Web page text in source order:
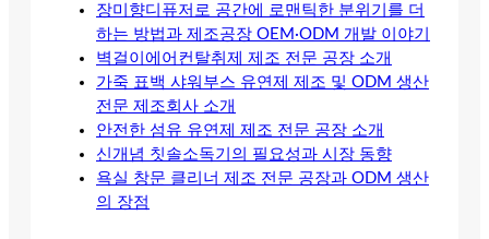
장미향디퓨저로 공간에 로맨틱한 분위기를 더
하는 방법과 제조공장 OEM·ODM 개발 이야기
벽걸이에어컨탈취제 제조 전문 공장 소개
가죽 표백 샤워부스 유연제 제조 및 ODM 생산
전문 제조회사 소개
안전한 섬유 유연제 제조 전문 공장 소개
신개념 칫솔소독기의 필요성과 시장 동향
욕실 창문 클리너 제조 전문 공장과 ODM 생산
의 장점